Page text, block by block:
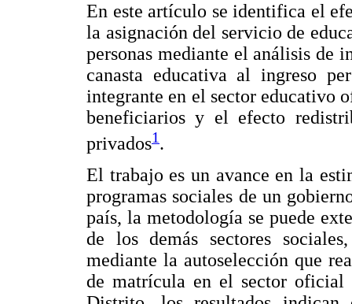
En este artículo se identifica el
la asignación del servicio de
personas mediante el análisis de
canasta educativa al ingreso
integrante en el sector educativo
beneficiarios y el efecto
privados1.
El trabajo es un avance en la
programas sociales de un
país, la metodología se puede
de los demás sectores
mediante la autoselección que
de matrícula en el sector